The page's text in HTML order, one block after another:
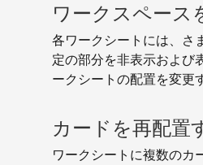
ワークスペース
各ワークシートには、さ
定の部分を非表示および
ークシートの配置を変更
カードを再配置
ワークシートに複数のカ